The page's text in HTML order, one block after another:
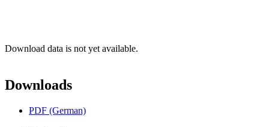
Download data is not yet available.
Downloads
PDF (German)